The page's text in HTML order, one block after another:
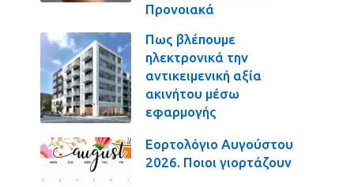
Προνοιακά
Πως βλέπουμε
ηλεκτρονικά την
αντικειμενική αξία
ακινήτου μέσω
εφαρμογής
Εορτολόγιο Αυγούστου
2026. Ποιοι γιορτάζουν